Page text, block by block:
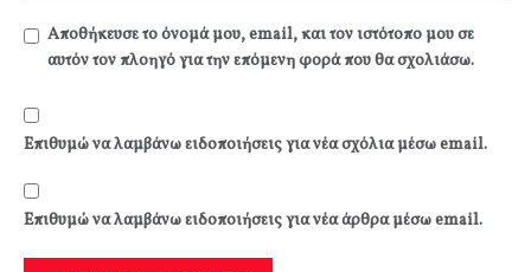
Αποθήκευσε το όνομά μου, email, και τον ιστότοπο μου σε
αυτόν τον πλοηγό για την επόμενη φορά που θα σχολιάσω.
Επιθυμώ να λαμβάνω ειδοποιήσεις για νέα σχόλια μέσω email.
Επιθυμώ να λαμβάνω ειδοποιήσεις για νέα άρθρα μέσω email.